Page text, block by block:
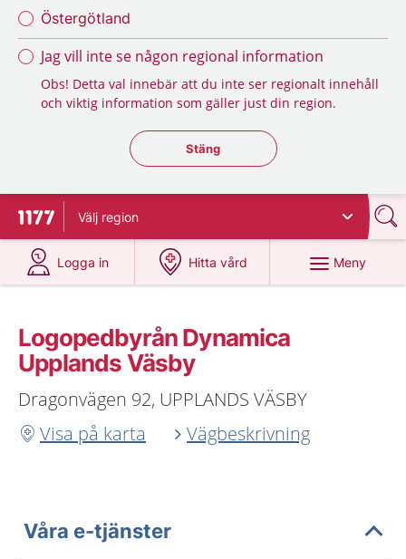
Östergötland
Jag vill inte se någon regional information
Obs! Detta val innebär att du inte ser regionalt innehåll
och viktig information som gäller just din region.
Stäng regionsväljaren
Stäng
Till startsidan för 1177
Välj region
Logga in
på 1177.se
Hitta vård
på 1177.se
Meny
Logopedbyrån Dynamica
Upplands Väsby
Dragonvägen 92, UPPLANDS VÄSBY
Visa på karta
Vägbeskrivning
Våra e-tjänster